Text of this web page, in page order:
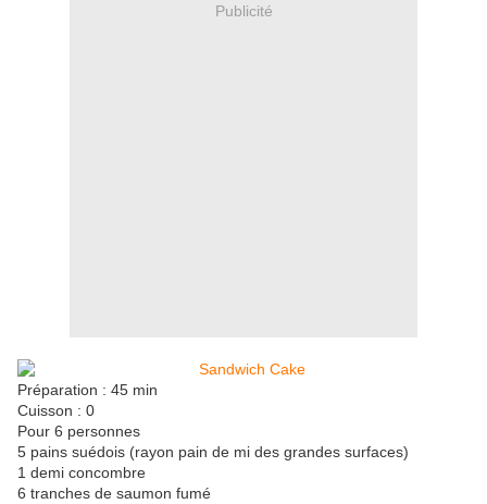
Publicité
Préparation : 45 min
Cuisson : 0
Pour 6 personnes
5 pains suédois (rayon pain de mi des grandes surfaces)
1 demi concombre
6 tranches de saumon fumé